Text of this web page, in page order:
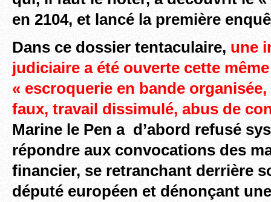
en 2104, et lancé la première
Dans ce dossier tentaculaire, une
judiciaire a été ouverte cette
« escroquerie en bande
faux, travail dissimulé, abus de
Marine le Pen a d’abord refusé
répondre aux convocations des
financier, se retranchant derrière
député européen et dénonçant une